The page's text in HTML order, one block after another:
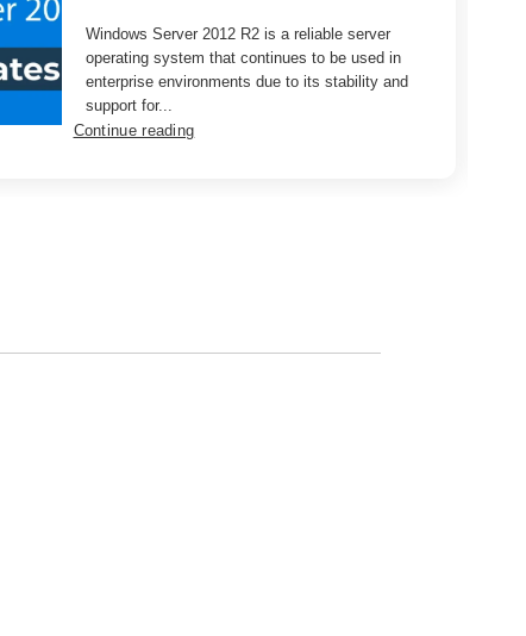
Windows Server 2012 R2 is a reliable server
operating system that continues to be used in
enterprise environments due to its stability and
support for...
Continue reading